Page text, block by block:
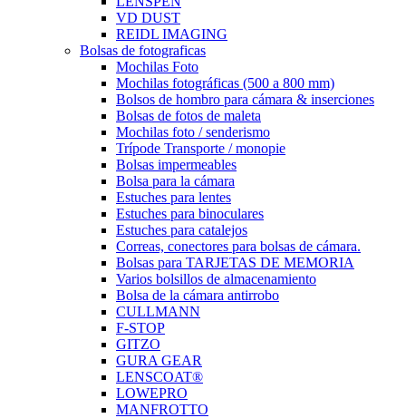
VD DUST
REIDL IMAGING
Bolsas de fotograficas
Mochilas Foto
Mochilas fotográficas (500 a 800 mm)
Bolsos de hombro para cámara & inserciones
Bolsas de fotos de maleta
Mochilas foto / senderismo
Trípode Transporte / monopie
Bolsas impermeables
Bolsa para la cámara
Estuches para lentes
Estuches para binoculares
Estuches para catalejos
Correas, conectores para bolsas de cámara.
Bolsas para TARJETAS DE MEMORIA
Varios bolsillos de almacenamiento
Bolsa de la cámara antirrobo
CULLMANN
F-STOP
GITZO
GURA GEAR
LENSCOAT®
LOWEPRO
MANFROTTO